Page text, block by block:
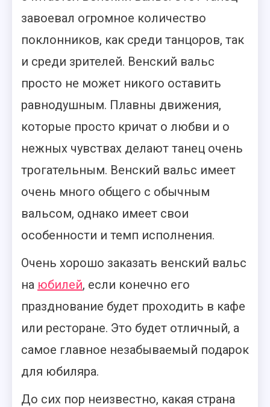
завоевал огромное количество
поклонников, как среди танцоров, так
и среди зрителей. Венский вальс
просто не может никого оставить
равнодушным. Плавны движения,
которые просто кричат о любви и о
нежных чувствах делают танец очень
трогательным. Венский вальс имеет
очень много общего с обычным
вальсом, однако имеет свои
особенности и темп исполнения.
Очень хорошо заказать венский вальс
на юбилей, если конечно его
празднование будет проходить в кафе
или ресторане. Это будет отличный, а
самое главное незабываемый подарок
для юбиляра.
До сих пор неизвестно, какая страна